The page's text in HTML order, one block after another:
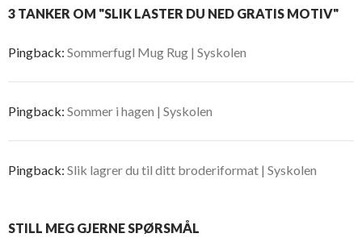
3 TANKER OM "SLIK LASTER DU NED GRATIS MOTIV"
Pingback: Sommerfugl Mug Rug | Syskolen
Pingback: Sommer i hagen | Syskolen
Pingback: Slik lagrer du til ditt broderiformat | Syskolen
STILL MEG GJERNE SPØRSMÅL